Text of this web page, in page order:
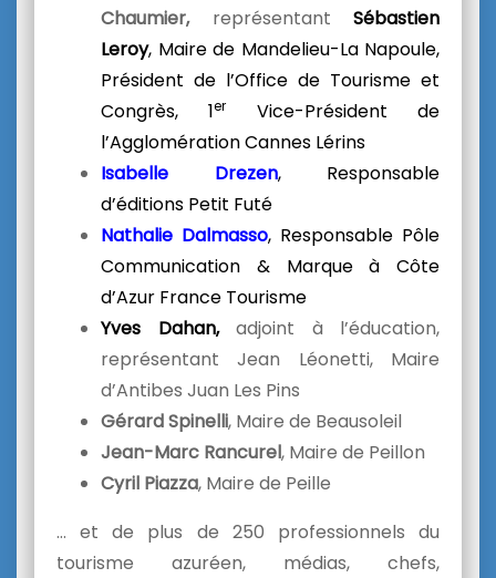
Chaumier, représentant Sébastien
Leroy, Maire de Mandelieu-La Napoule,
Président de l’Office de Tourisme et
Congrès, 1er
Vice-Président de
l’Agglomération Cannes Lérins
Isabelle Drezen, Responsable
d’éditions Petit Futé
Nathalie Dalmasso, Responsable Pôle
Communication & Marque à Côte
d’Azur France Tourisme
Yves Dahan, adjoint à l’éducation,
représentant Jean Léonetti, Maire
d’Antibes Juan Les Pins
Gérard Spinelli, Maire de Beausoleil
Jean-Marc Rancurel, Maire de Peillon
Cyril Piazza, Maire de Peille
… et de plus de 250 professionnels du
tourisme azuréen, médias, chefs,